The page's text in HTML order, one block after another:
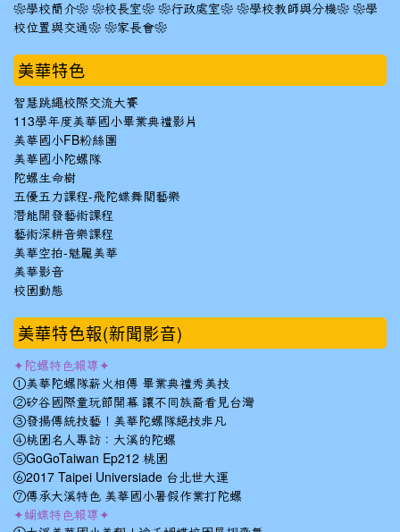
❀學校簡介❀ ❀校長室❀ ❀行政處室❀ ❀學校教師與分機❀ ❀學
校位置與交通❀ ❀家長會❀
美華特色
智慧跳繩校際交流大賽
113學年度美華國小畢業典禮影片
美華國小FB粉絲團
美華國小陀螺隊
陀螺生命樹
五優五力課程-飛陀蝶舞閱藝樂
潛能開發藝術課程
藝術深耕音樂課程
美華空拍-魅麗美華
美華影音
校園動態
美華特色報(新聞影音)
✦陀螺特色報導✦
①美華陀螺隊薪火相傳 畢業典禮秀美技
②矽谷國際童玩節開幕 讓不同族裔看見台灣
③發揚傳統技藝！美華陀螺隊絕技非凡
④桃園名人專訪：大溪的陀螺
⑤GoGoTaiwan Ep212 桃園
⑥2017 Taipei Universiade 台北世大運
⑦傳承大溪特色 美華國小暑假作業打陀螺
✦蝴蝶特色報導✦